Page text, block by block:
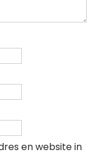
en website in